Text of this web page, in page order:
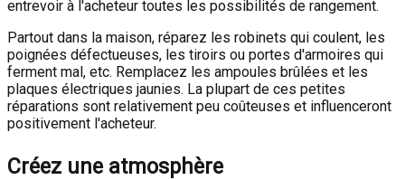
entrevoir à l'acheteur toutes les possibilités de rangement.
Partout dans la maison, réparez les robinets qui coulent, les
poignées défectueuses, les tiroirs ou portes d'armoires qui
ferment mal, etc. Remplacez les ampoules brûlées et les
plaques électriques jaunies. La plupart de ces petites
réparations sont relativement peu coûteuses et influenceront
positivement l'acheteur.
Créez une atmosphère